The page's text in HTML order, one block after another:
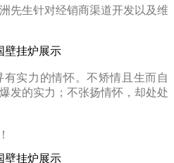
先生针对经销商渠道开发以及维
实力的情怀。不矫情且生而自
发的实力；不张扬情怀，却处处